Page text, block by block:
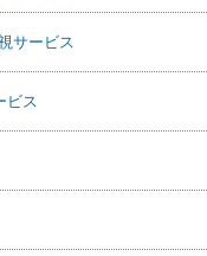
サービス
ビス